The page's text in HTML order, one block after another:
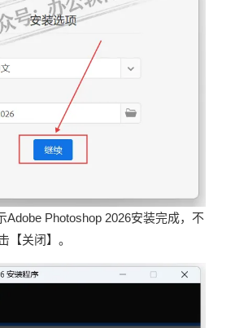
Adobe Photoshop 2026安装完成，不
【关闭】。